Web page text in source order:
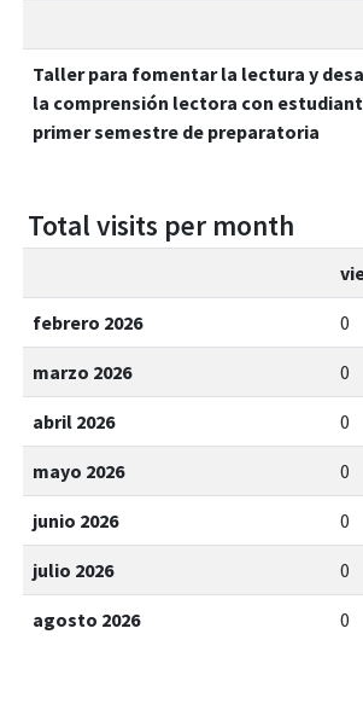
Taller para fomentar la lectura y
la comprensión lectora con
primer semestre de preparatoria
Total visits per month
febrero 2026 0
marzo 2026 0
abril 2026 0
mayo 2026 0
junio 2026 0
julio 2026 0
agosto 2026 0